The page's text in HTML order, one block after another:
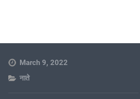
March 9, 2022
नाते